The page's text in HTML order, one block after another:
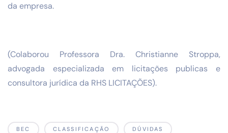
da empresa.
(Colaborou Professora Dra. Christianne Stroppa,
advogada especializada em licitações publicas e
consultora jurídica da RHS LICITAÇÕES).
BEC CLASSIFICAÇÃO DÚVIDAS